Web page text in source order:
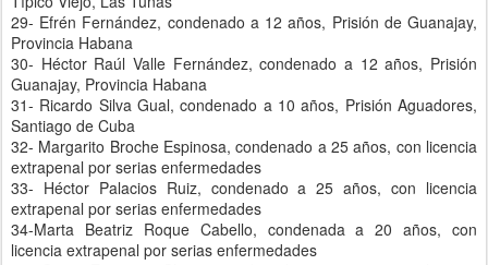
29- Efrén Fernández, condenado a 12 años, Prisión de Guanajay,
Provincia Habana
30- Héctor Raúl Valle Fernández, condenado a 12 años, Prisión
Guanajay, Provincia Habana
31- Ricardo Silva Gual, condenado a 10 años, Prisión Aguadores,
Santiago de Cuba
32- Margarito Broche Espinosa, condenado a 25 años, con licencia
extrapenal por serias enfermedades
33- Héctor Palacios Ruiz, condenado a 25 años, con licencia
extrapenal por serias enfermedades
34-Marta Beatriz Roque Cabello, condenada a 20 años, con
licencia extrapenal por serias enfermedades